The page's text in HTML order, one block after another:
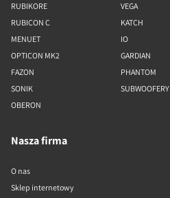
RUBIKORE
RUBICON C
MENUET
OPTICON MK2
FAZON
SONIK
OBERON
VEGA
KATCH
IO
GARDIAN
PHANTOM
SUBWOOFERY
Nasza firma
O nas
Sklep internetowy